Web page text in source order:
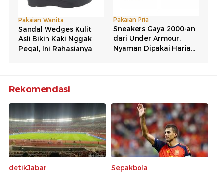
Rekomendasi
detikJabar
Sepakbola